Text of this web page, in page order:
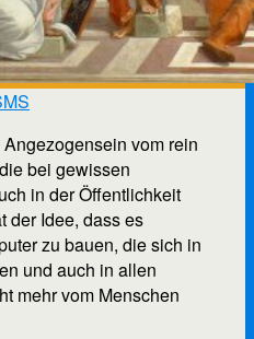
vom rein
bei gewissen
in der Öffentlichkeit
der Idee, dass es
zu bauen, die sich in
und auch in allen
mehr vom Menschen